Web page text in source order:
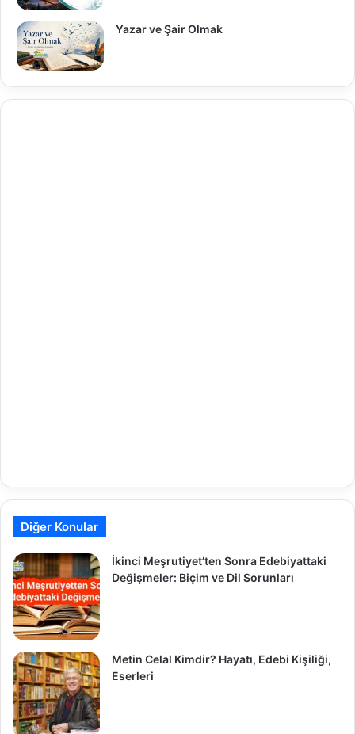
Yazar ve Şair Olmak
Diğer Konular
İkinci Meşrutiyet’ten Sonra Edebiyattaki
Değişmeler: Biçim ve Dil Sorunları
Metin Celal Kimdir? Hayatı, Edebi Kişiliği,
Eserleri